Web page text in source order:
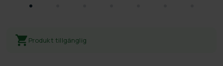
Produkt tillgänglig